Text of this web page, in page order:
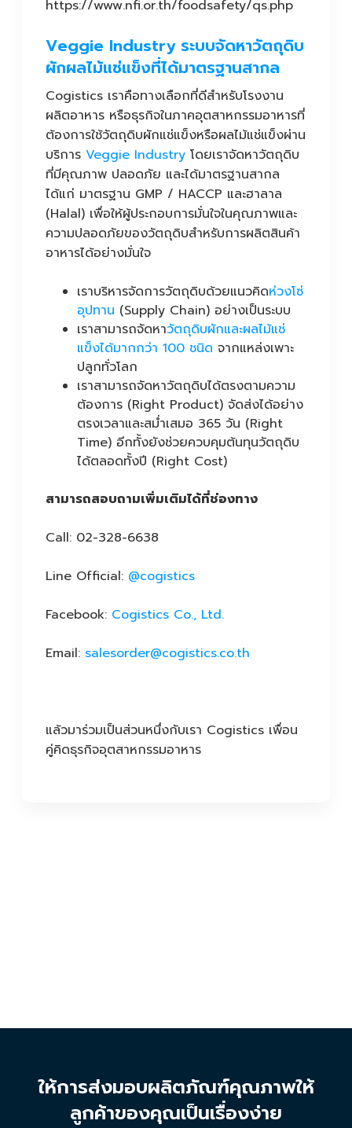
https://www.nfi.or.th/foodsafety/qs.php
Veggie Industry ระบบจัดหาวัตถุดิบ
ผักผลไม้แช่แข็งที่ได้มาตรฐานสากล
Cogistics เราคือทางเลือกที่ดีสำหรับโรงงาน
ผลิตอาหาร หรือธุรกิจในภาคอุตสาหกรรมอาหารที่
ต้องการใช้วัตถุดิบผักแช่แข็งหรือผลไม้แช่แข็งผ่าน
บริการ Veggie Industry โดยเราจัดหาวัตถุดิบ
ที่มีคุณภาพ ปลอดภัย และได้มาตรฐานสากล
ได้แก่ มาตรฐาน GMP / HACCP และฮาลาล
(Halal) เพื่อให้ผู้ประกอบการมั่นใจในคุณภาพและ
ความปลอดภัยของวัตถุดิบสำหรับการผลิตสินค้า
อาหารได้อย่างมั่นใจ
เราบริหารจัดการวัตถุดิบด้วยแนวคิดห่วงโซ่
อุปทาน (Supply Chain) อย่างเป็นระบบ
เราสามารถจัดหาวัตถุดิบผักและผลไม้แช่
แข็งได้มากกว่า 100 ชนิด จากแหล่งเพาะ
ปลูกทั่วโลก
เราสามารถจัดหาวัตถุดิบได้ตรงตามความ
ต้องการ (Right Product) จัดส่งได้อย่าง
ตรงเวลาและสม่ำเสมอ 365 วัน (Right
Time) อีกทั้งยังช่วยควบคุมต้นทุนวัตถุดิบ
ได้ตลอดทั้งปี (Right Cost)
สามารถสอบถามเพิ่มเติมได้ที่ช่องทาง
Call: 02-328-6638
Line Official: @cogistics
Facebook: Cogistics Co., Ltd.
Email: salesorder@cogistics.co.th
แล้วมาร่วมเป็นส่วนหนึ่งกับเรา Cogistics เพื่อน
คู่คิดธุรกิจอุตสาหกรรมอาหาร
ให้การส่งมอบผลิตภัณฑ์คุณภาพให้
ลูกค้าของคุณเป็นเรื่องง่าย